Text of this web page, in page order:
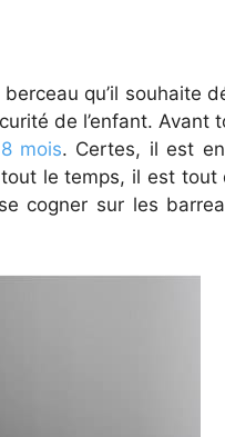
qu’il souhaite
de l’enfant. Avant
mois. Certes, il est
le temps, il est
cogner sur les